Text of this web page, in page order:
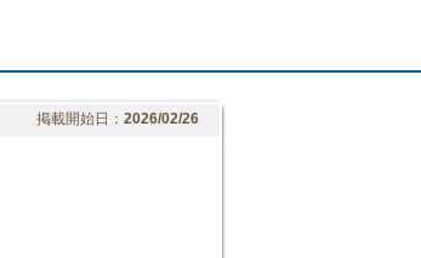
掲載開始日： 2026/02/26